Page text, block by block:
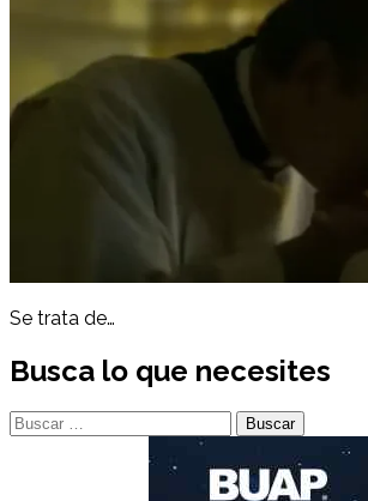
Se trata de…
Busca lo que necesites
Buscar: